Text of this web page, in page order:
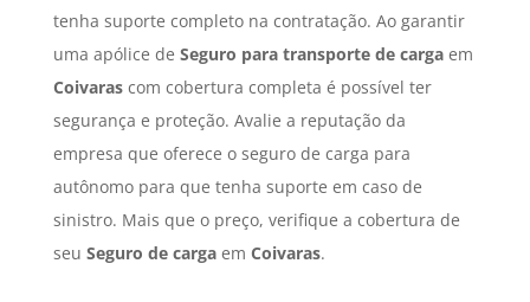
tenha suporte completo na contratação. Ao garantir
uma apólice de Seguro para transporte de cargaem
Coivarascom cobertura completa é possível ter
segurança e proteção. Avalie a reputação da
empresa que oferece o seguro de carga para
autônomo para que tenha suporte em caso de
sinistro. Mais que o preço, verifique a cobertura de
seu Seguro de cargaem Coivaras.